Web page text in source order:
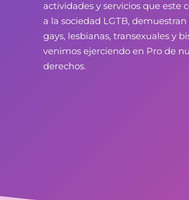
actividades y servicios que este
a la sociedad LGTB,
gays, lesbianas, transexuales y
venimos ejerciendo en Pro de
derechos.